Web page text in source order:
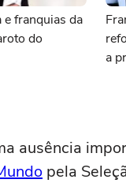
e franquias da
do
a
ausência
pela